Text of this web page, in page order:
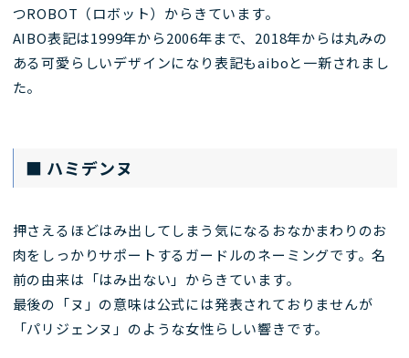
つROBOT（ロボット）からきています。
AIBO表記は1999年から2006年まで、2018年からは丸みの
ある可愛らしいデザインになり表記もaiboと一新されまし
た。
■ ハミデンヌ
押さえるほどはみ出してしまう気になるおなかまわりのお
肉をしっかりサポートするガードルのネーミングです。名
前の由来は「はみ出ない」からきています。
最後の「ヌ」の意味は公式には発表されておりませんが
「パリジェンヌ」のような女性らしい響きです。